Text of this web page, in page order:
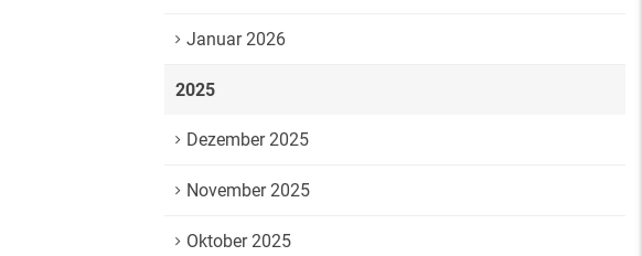
Januar 2026
2025
Dezember 2025
November 2025
Oktober 2025